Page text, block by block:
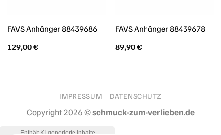
FAVS Anhänger 88439686
129,00€
FAVS Anhänger 88439678
89,90€
IMPRESSUM DATENSCHUTZ
Copyright 2026 ©schmuck-zum-verlieben.de